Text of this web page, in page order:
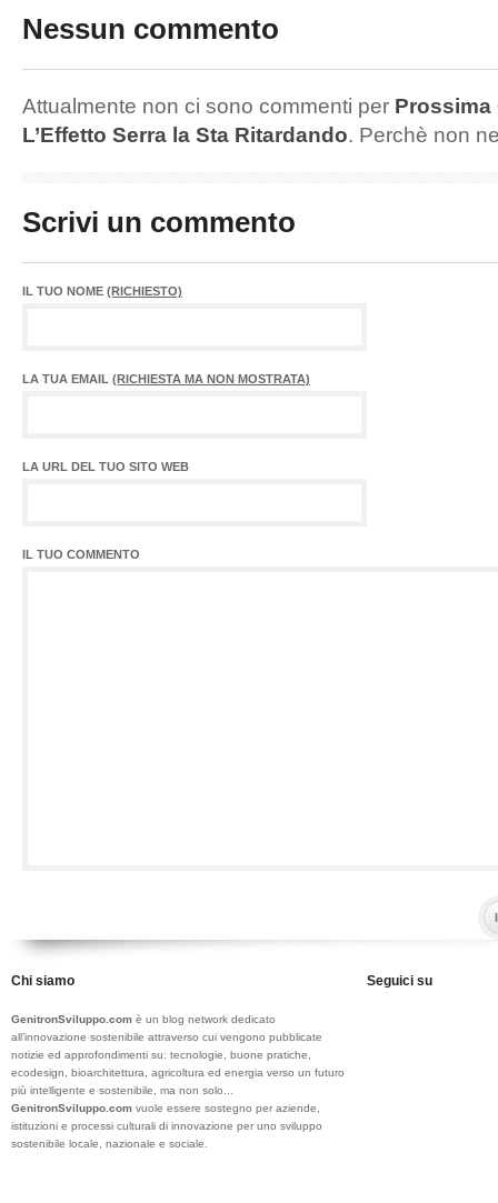
Nessun commento
Attualmente non ci sono commenti per Prossima
L’Effetto Serra la Sta Ritardando. Perchè non
Scrivi un commento
IL TUO NOME (RICHIESTO)
LA TUA EMAIL (RICHIESTA MA NON MOSTRATA)
LA URL DEL TUO SITO WEB
IL TUO COMMENTO
Chi siamo
GenitronSviluppo.com è un blog network dedicato
all’innovazione sostenibile attraverso cui vengono pubblicate
notizie ed approfondimenti su: tecnologie, buone pratiche,
ecodesign, bioarchitettura, agricoltura ed energia verso un futuro
più intelligente e sostenibile, ma non solo...
GenitronSviluppo.com vuole essere sostegno per aziende,
istituzioni e processi culturali di innovazione per uno sviluppo
sostenibile locale, nazionale e sociale.
Seguici su